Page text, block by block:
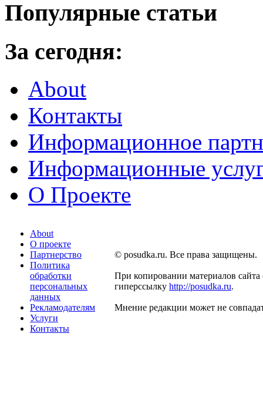
Популярные статьи
За сегодня:
About
Контакты
Информационное
Информационные
О Проекте
About
О проекте
Партнерство
Политика
обработки
персональных
данных
Рекламодателям
Услуги
Контакты
© posudka.ru. Все права защищены.
При копировании материалов сайта
гиперссылку http://posudka.ru.
Мнение редакции может не